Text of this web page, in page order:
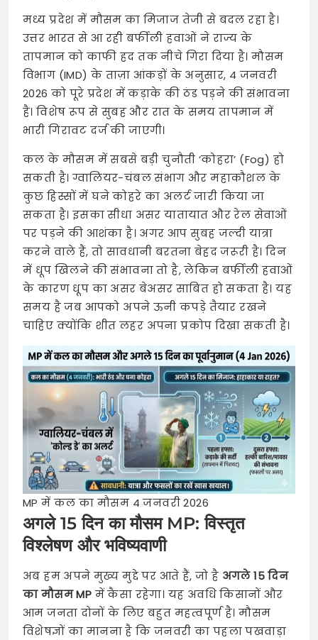
मध्य प्रदेश में मौसम का मिजाज तेजी से बदल रहा है।
उत्तर भारत से आ रही बर्फीली हवाओं ने राज्य के
तापमान को काफी हद तक नीचे गिरा दिया है। मौसम
विभाग (IMD) के ताज़ा आंकड़ों के अनुसार, 4 जनवरी
2026 को पूरे प्रदेश में कड़ाके की ठंड पड़ने की संभावना
है। विशेष रूप से सुबह और रात के समय तापमान में
भारी गिरावट दर्ज की जाएगी।
कल के मौसम में सबसे बड़ी चुनौती ‘कोहरा’ (Fog) हो
सकती है। ग्वालियर-चंबल संभाग और महाकौशल के
कुछ हिस्सों में घने कोहरे का अलर्ट जारी किया जा
सकता है। इसका सीधा असर यातायात और रेल सेवाओं
पर पड़ने की आशंका है। अगर आप सुबह जल्दी यात्रा
करने वाले हैं, तो सावधानी बरतना बेहद जरूरी है। दिन
में धूप खिलने की संभावना तो है, लेकिन बर्फीली हवाओं
के कारण धूप का असर बेअसर साबित हो सकता है। यह
समय है जब आपको अपने ऊनी कपड़े तैयार रखने
चाहिए क्योंकि शीत लहर अपना प्रकोप दिखा सकती है।
MP में कल का मौसम 4 जनवरी 2026
अगले 15 दिन का मौसम MP: विस्तृत
विश्लेषण और भविष्यवाणी
अब हम अपने मुख्य मुद्दे पर आते हैं, जो है अगले 15 दिन
का मौसम MP में कैसा रहेगा। यह अवधि किसानों और
आम जनता दोनों के लिए बहुत महत्वपूर्ण है। मौसम
विशेषज्ञों का मानना है कि जनवरी का पहला पखवाड़ा